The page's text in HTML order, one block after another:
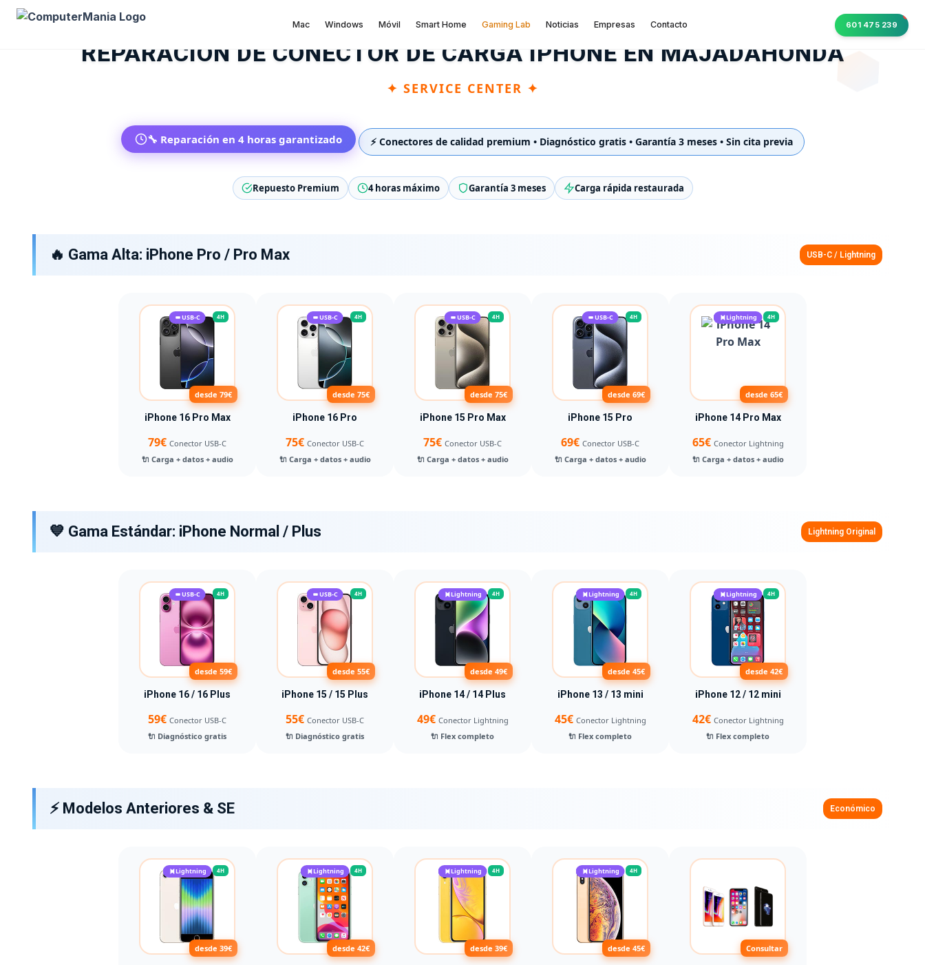
Mac Windows Móvil Smart Home Gaming Lab Noticias Empresas Contacto 601 475 239
REPARACIÓN DE CONECTOR DE CARGA IPHONE EN MAJADAHONDA
✦ SERVICE CENTER ✦
🔧 Reparación en 4 horas garantizado ⚡ Conectores de calidad premium • Diagnóstico gratis • Garantía 3 meses • Sin cita previa
Repuesto Premium 4 horas máximo Garantía 3 meses Carga rápida restaurada
🔥 Gama Alta: iPhone Pro / Pro Max USB-C / Lightning
USB-C 4H
desde 79€
iPhone 16 Pro Max
79€ Conector USB-C
🔌 Carga + datos + audio
USB-C 4H
desde 75€
iPhone 16 Pro
75€ Conector USB-C
🔌 Carga + datos + audio
USB-C 4H
desde 75€
iPhone 15 Pro Max
75€ Conector USB-C
🔌 Carga + datos + audio
USB-C 4H
desde 69€
iPhone 15 Pro
69€ Conector USB-C
🔌 Carga + datos + audio
Lightning 4H
desde 65€
iPhone 14 Pro Max
65€ Conector Lightning
🔌 Carga + datos + audio
💙 Gama Estándar: iPhone Normal / Plus Lightning Original
USB-C 4H
desde 59€
iPhone 16 / 16 Plus
59€ Conector USB-C
🔌 Diagnóstico gratis
USB-C 4H
desde 55€
iPhone 15 / 15 Plus
55€ Conector USB-C
🔌 Diagnóstico gratis
Lightning 4H
desde 49€
iPhone 14 / 14 Plus
49€ Conector Lightning
🔌 Flex completo
Lightning 4H
desde 45€
iPhone 13 / 13 mini
45€ Conector Lightning
🔌 Flex completo
Lightning 4H
desde 42€
iPhone 12 / 12 mini
42€ Conector Lightning
🔌 Flex completo
⚡ Modelos Anteriores & SE Económico
Lightning 4H
desde 39€
Lightning 4H
desde 42€
Lightning 4H
desde 39€
Lightning 4H
desde 45€ Consultar